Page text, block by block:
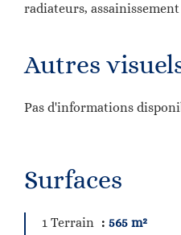
radiateurs,
Autres
Pas d'informations
Surfaces
1 Terrain
565 m²